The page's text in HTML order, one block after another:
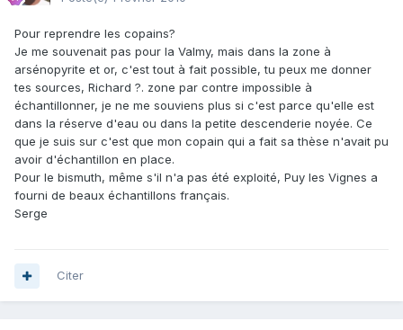
Pour reprendre les copains?
Je me souvenait pas pour la Valmy, mais dans la zone à
arsénopyrite et or, c'est tout à fait possible, tu peux me donner
tes sources, Richard ?. zone par contre impossible à
échantillonner, je ne me souviens plus si c'est parce qu'elle est
dans la réserve d'eau ou dans la petite descenderie noyée. Ce
que je suis sur c'est que mon copain qui a fait sa thèse n'avait pu
avoir d'échantillon en place.
Pour le bismuth, même s'il n'a pas été exploité, Puy les Vignes a
fourni de beaux échantillons français.
Serge
Citer